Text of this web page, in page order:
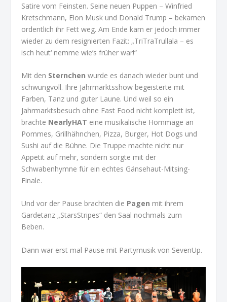
Satire vom Feinsten. Seine neuen Puppen – Winfried
Kretschmann, Elon Musk und Donald Trump – bekamen
ordentlich ihr Fett weg. Am Ende kam er jedoch immer
wieder zu dem resignierten Fazit: „TriTraTrullala – es
isch heut‘ nemme wie’s früher war!“
Mit den Sternchen wurde es danach wieder bunt und
schwungvoll. Ihre Jahrmarktsshow begeisterte mit
Farben, Tanz und guter Laune. Und weil so ein
Jahrmarktsbesuch ohne Fast Food nicht komplett ist,
brachte NearlyHAT eine musikalische Hommage an
Pommes, Grillhähnchen, Pizza, Burger, Hot Dogs und
Sushi auf die Bühne. Die Truppe machte nicht nur
Appetit auf mehr, sondern sorgte mit der
Schwabenhymne für ein echtes Gänsehaut-Mitsing-
Finale.
Und vor der Pause brachten die Pagen mit ihrem
Gardetanz „StarsStripes“ den Saal nochmals zum
Beben.
Dann war erst mal Pause mit Partymusik von SevenUp.